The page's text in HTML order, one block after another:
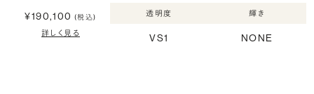
¥190,100 (税込)
詳しく見る
透明度
VS1
輝き
NONE